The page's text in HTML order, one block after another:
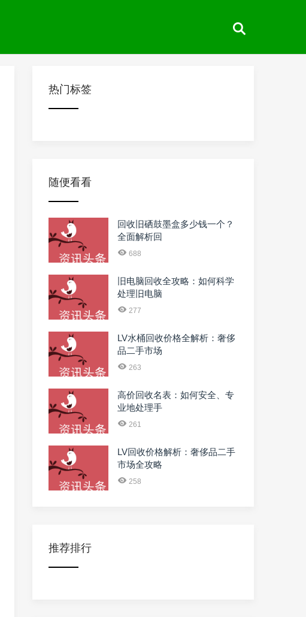
热门标签
随便看看
回收旧硒鼓墨盒多少钱一个？
全面解析回
688
旧电脑回收全攻略：如何科学
处理旧电脑
277
LV水桶回收价格全解析：奢侈
品二手市场
263
高价回收名表：如何安全、专
业地处理手
261
LV回收价格解析：奢侈品二手
市场全攻略
258
推荐排行